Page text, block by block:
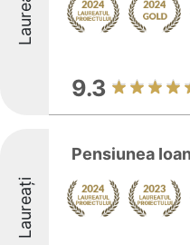
Laureați
9.3
Laureați
Pensiunea